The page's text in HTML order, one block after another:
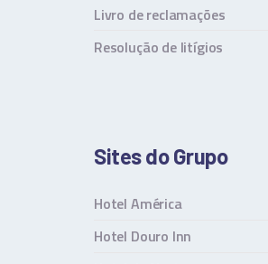
Livro de reclamações
Resolução de litígios
Sites do Grupo
Hotel América
Hotel Douro Inn